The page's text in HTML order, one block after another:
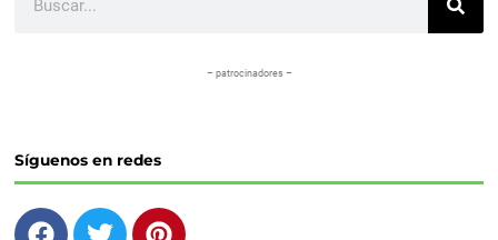
– patrocinadores –
Síguenos en redes
F
T
P